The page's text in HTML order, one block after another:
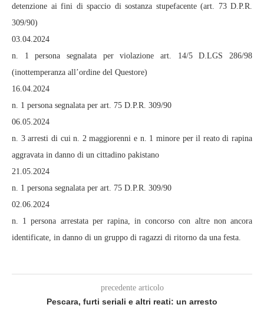
detenzione ai fini di spaccio di sostanza stupefacente (art. 73 D.P.R.
309/90)
03.04.2024
n. 1 persona segnalata per violazione art. 14/5 D.LGS 286/98
(inottemperanza all’ordine del Questore)
16.04.2024
n. 1 persona segnalata per art. 75 D.P.R. 309/90
06.05.2024
n. 3 arresti di cui n. 2 maggiorenni e n. 1 minore per il reato di rapina
aggravata in danno di un cittadino pakistano
21.05.2024
n. 1 persona segnalata per art. 75 D.P.R. 309/90
02.06.2024
n. 1 persona arrestata per rapina, in concorso con altre non ancora
identificate, in danno di un gruppo di ragazzi di ritorno da una festa.
precedente articolo
Pescara, furti seriali e altri reati: un arresto